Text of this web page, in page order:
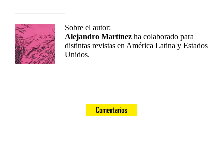
Sobre el autor:
Alejandro Martínez ha colaborado para
distintas revistas en América Latina y Estados
Unidos.
Comentarios